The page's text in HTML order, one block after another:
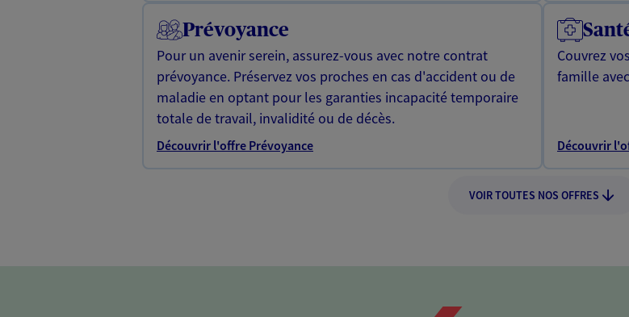
Prévoyance
Pour un avenir serein, assurez-vous avec notre contrat
prévoyance. Préservez vos proches en cas d'accident ou de
maladie en optant pour les garanties incapacité temporaire
totale de travail, invalidité ou de décès.
Découvrir l'offre Prévoyance
Couvrez
famille
Découvrir
VOIR TOUTES NOS OFFRES